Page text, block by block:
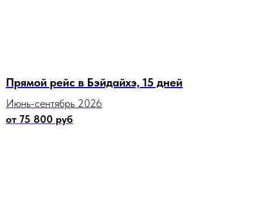
Прямой рейс в Бэйдайхэ, 15 дней
Июнь-сентябрь 2026
от 75 800 руб